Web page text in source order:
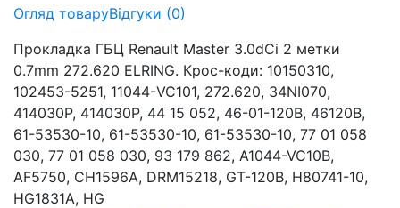
Огляд товаруВідгуки (0)
Прокладка ГБЦ Renault Master 3.0dCi 2 метки
0.7mm 272.620 ELRING. Крос-коди: 10150310,
102453-5251, 11044-VC101, 272.620, 34NI070,
414030P, 414030P, 44 15 052, 46-01-120B, 46120B,
61-53530-10, 61-53530-10, 61-53530-10, 77 01 058
030, 77 01 058 030, 93 179 862, A1044-VC10B,
AF5750, CH1596A, DRM15218, GT-120B, H80741-10,
HG1831A, HG